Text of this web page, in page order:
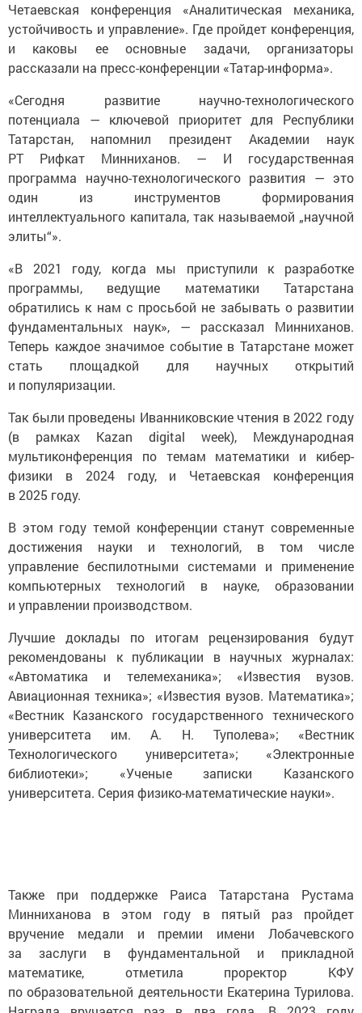
Четаевская конференция «Аналитическая механика,
устойчивость и управление». Где пройдет конференция,
и каковы ее основные задачи, организаторы
рассказали на пресс-конференции «Татар-информа».
«Сегодня развитие научно-технологического
потенциала — ключевой приоритет для Республики
Татарстан, напомнил президент Академии наук
РТ Рифкат Минниханов. — И государственная
программа научно-технологического развития — это
один из инструментов формирования
интеллектуального капитала, так называемой „научной
элиты“».
«В 2021 году, когда мы приступили к разработке
программы, ведущие математики Татарстана
обратились к нам с просьбой не забывать о развитии
фундаментальных наук», — рассказал Минниханов.
Теперь каждое значимое событие в Татарстане может
стать площадкой для научных открытий
и популяризации.
Так были проведены Иванниковские чтения в 2022 году
(в рамках Kazan digital week), Международная
мультиконференция по темам математики и кибер-
физики в 2024 году, и Четаевская конференция
в 2025 году.
В этом году темой конференции станут современные
достижения науки и технологий, в том числе
управление беспилотными системами и применение
компьютерных технологий в науке, образовании
и управлении производством.
Лучшие доклады по итогам рецензирования будут
рекомендованы к публикации в научных журналах:
«Автоматика и телемеханика»; «Известия вузов.
Авиационная техника»; «Известия вузов. Математика»;
«Вестник Казанского государственного технического
университета им. А. Н. Туполева»; «Вестник
Технологического университета»; «Электронные
библиотеки»; «Ученые записки Казанского
университета. Серия физико-математические науки».
Также при поддержке Раиса Татарстана Рустама
Минниханова в этом году в пятый раз пройдет
вручение медали и премии имени Лобачевского
за заслуги в фундаментальной и прикладной
математике, отметила проректор КФУ
по образовательной деятельности Екатерина Турилова.